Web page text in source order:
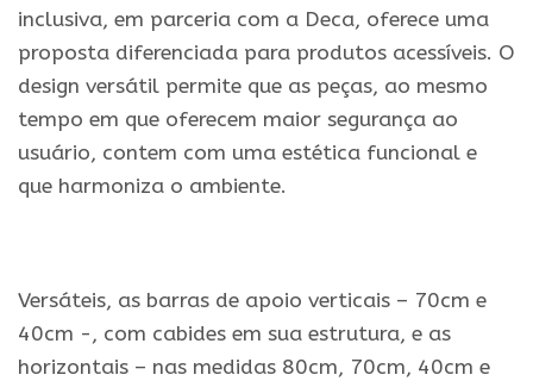
inclusiva, em parceria com a Deca, oferece uma
proposta diferenciada para produtos acessíveis. O
design versátil permite que as peças, ao mesmo
tempo em que oferecem maior segurança ao
usuário, contem com uma estética funcional e
que harmoniza o ambiente.
Versáteis, as barras de apoio verticais – 70cm e
40cm -, com cabides em sua estrutura, e as
horizontais – nas medidas 80cm, 70cm, 40cm e